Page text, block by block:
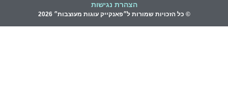
הצהרת נגישות
© כל הזכויות שמורות ל״פאנקייק עוגות מעוצבות״ 2026